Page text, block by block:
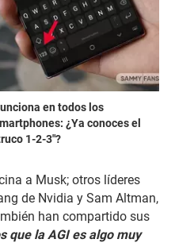
en todos los
¿Ya conoces el
1-2-3"?
a Musk; otros líderes
de Nvidia y Sam Altman,
han compartido sus
que la AGI es algo muy